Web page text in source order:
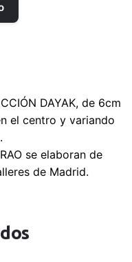
DAYAK, de 6cm
el centro y variando
se elaboran de
de Madrid.